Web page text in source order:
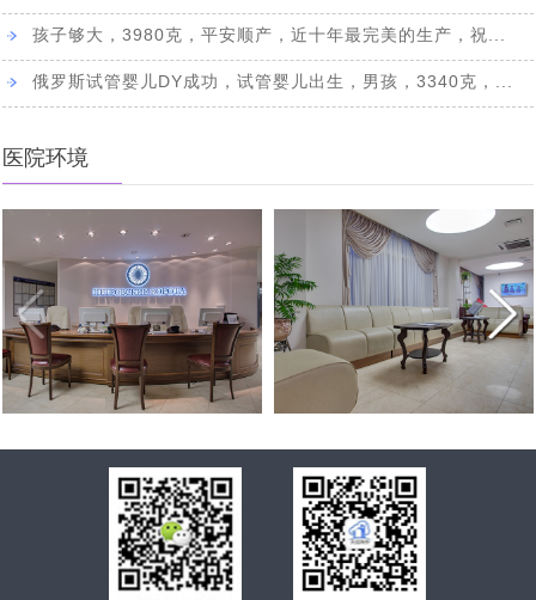
孩子够大，3980克，平安顺产，近十年最完美的生产，祝...
俄罗斯试管婴儿DY成功，试管婴儿出生，男孩，3340克，...
医院环境